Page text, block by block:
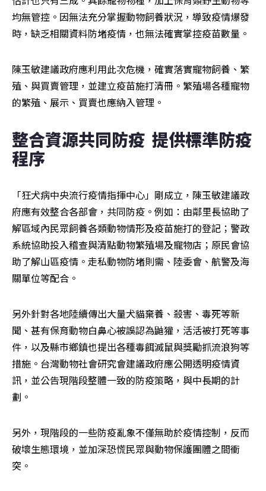
均無管控。因無法充分掌握動物飼養狀況，導致疫情爆發
時，缺乏相關資料防堵疫情，也無法確實掌控疫苗數量。
陳玉敏建議政府應利用此次危機，確實落實寵物飼養、繁
殖、與買賣管理，並建立疫苗施打清冊。繁殖場各種寵物
的繁殖、展示、買賣也應納入管理。
整合資源共同防疫  提供標準防疫
程序
「狂犬病中央流行疫情指揮中心」剛成立，陳玉敏建議政
府應有效整合各部會，共同防疫。例如：由鄰里長協助了
解區域內民眾飼養各類動物情形及疫苗施打的登記；警政
系統協助投入稽查與清點動物繁殖場及寵物店；原民會協
助了解山區疫情。走私動物防堵則需、陸委會、航警及海
關單位等配合。
另外針對各地陸續傳出大量犬貓棄養、殺害、毒死等新
聞、甚有保育動物白鼻心被誤認為鼬獾，活活被打死等事
件，以及縣市鄉鎮也提出各種毒餌滅鼠與獎勵抓流浪狗等
措施。台灣動物社會研究會建議政府應公開透明疫情資
訊，並公告現階段整體一致的防疫策略，與中長期的計
劃。
另外，現階段的一些防疫亂象不僅無助於疫情控制，反而
破壞生態環境，並加深恐慌民眾與動物保護團體之間衝
突。